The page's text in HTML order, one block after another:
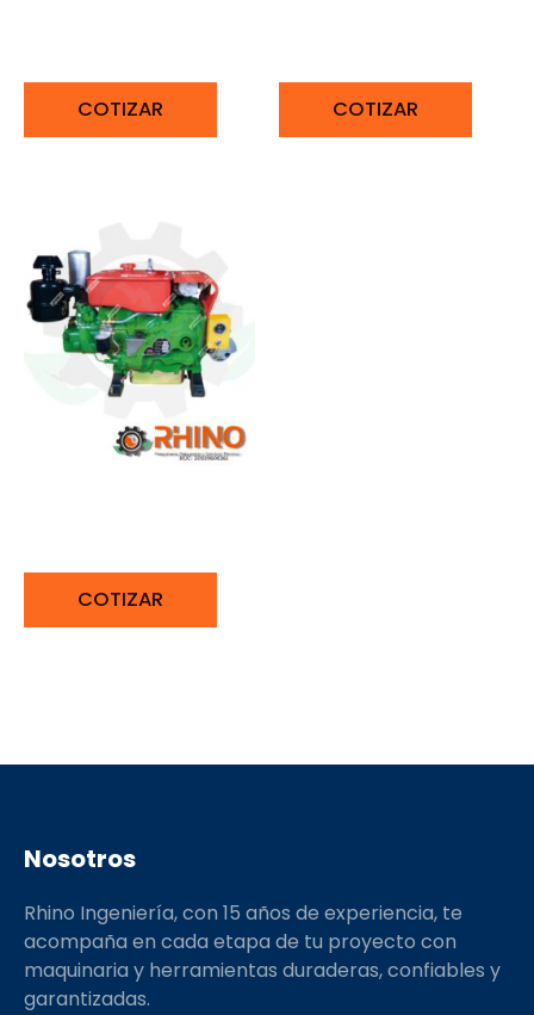
COTIZAR COTIZAR
COTIZAR
Nosotros
Rhino Ingeniería, con 15 años de experiencia, te
acompaña en cada etapa de tu proyecto con
maquinaria y herramientas duraderas, confiables y
garantizadas.